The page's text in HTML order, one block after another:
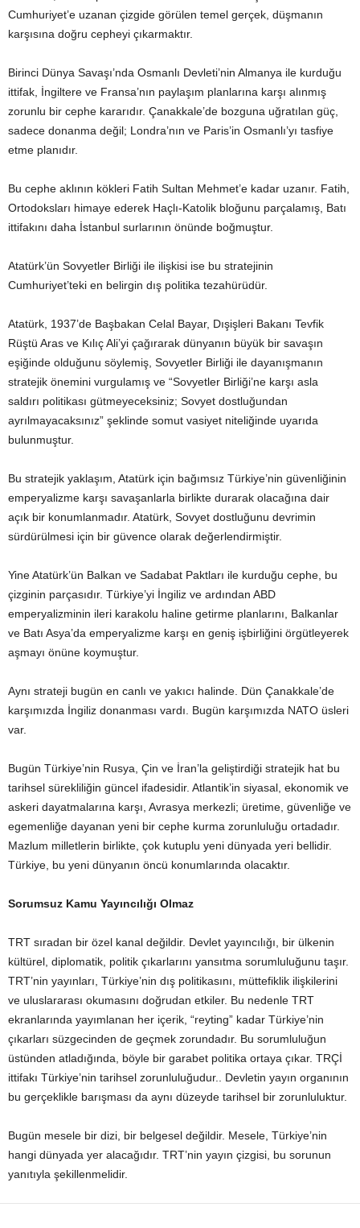
Cumhuriyet’e uzanan çizgide görülen temel gerçek, düşmanın
karşısına doğru cepheyi çıkarmaktır.
Birinci Dünya Savaşı’nda Osmanlı Devleti’nin Almanya ile kurduğu
ittifak, İngiltere ve Fransa’nın paylaşım planlarına karşı alınmış
zorunlu bir cephe kararıdır. Çanakkale’de bozguna uğratılan güç,
sadece donanma değil; Londra’nın ve Paris’in Osmanlı’yı tasfiye
etme planıdır.
Bu cephe aklının kökleri Fatih Sultan Mehmet’e kadar uzanır. Fatih,
Ortodoksları himaye ederek Haçlı-Katolik bloğunu parçalamış, Batı
ittifakını daha İstanbul surlarının önünde boğmuştur.
Atatürk’ün Sovyetler Birliği ile ilişkisi ise bu stratejinin
Cumhuriyet’teki en belirgin dış politika tezahürüdür.
Atatürk, 1937’de Başbakan Celal Bayar, Dışişleri Bakanı Tevfik
Rüştü Aras ve Kılıç Ali’yi çağırarak dünyanın büyük bir savaşın
eşiğinde olduğunu söylemiş, Sovyetler Birliği ile dayanışmanın
stratejik önemini vurgulamış ve “Sovyetler Birliği’ne karşı asla
saldırı politikası gütmeyeceksiniz; Sovyet dostluğundan
ayrılmayacaksınız” şeklinde somut vasiyet niteliğinde uyarıda
bulunmuştur.
Bu stratejik yaklaşım, Atatürk için bağımsız Türkiye’nin güvenliğinin
emperyalizme karşı savaşanlarla birlikte durarak olacağına dair
açık bir konumlanmadır. Atatürk, Sovyet dostluğunu devrimin
sürdürülmesi için bir güvence olarak değerlendirmiştir.
Yine Atatürk’ün Balkan ve Sadabat Paktları ile kurduğu cephe, bu
çizginin parçasıdır. Türkiye’yi İngiliz ve ardından ABD
emperyalizminin ileri karakolu haline getirme planlarını, Balkanlar
ve Batı Asya’da emperyalizme karşı en geniş işbirliğini örgütleyerek
aşmayı önüne koymuştur.
Aynı strateji bugün en canlı ve yakıcı halinde. Dün Çanakkale’de
karşımızda İngiliz donanması vardı. Bugün karşımızda NATO üsleri
var.
Bugün Türkiye’nin Rusya, Çin ve İran’la geliştirdiği stratejik hat bu
tarihsel sürekliliğin güncel ifadesidir. Atlantik’in siyasal, ekonomik ve
askeri dayatmalarına karşı, Avrasya merkezli; üretime, güvenliğe ve
egemenliğe dayanan yeni bir cephe kurma zorunluluğu ortadadır.
Mazlum milletlerin birlikte, çok kutuplu yeni dünyada yeri bellidir.
Türkiye, bu yeni dünyanın öncü konumlarında olacaktır.
Sorumsuz Kamu Yayıncılığı Olmaz
TRT sıradan bir özel kanal değildir. Devlet yayıncılığı, bir ülkenin
kültürel, diplomatik, politik çıkarlarını yansıtma sorumluluğunu taşır.
TRT’nin yayınları, Türkiye’nin dış politikasını, müttefiklik ilişkilerini
ve uluslararası okumasını doğrudan etkiler. Bu nedenle TRT
ekranlarında yayımlanan her içerik, “reyting” kadar Türkiye’nin
çıkarları süzgecinden de geçmek zorundadır. Bu sorumluluğun
üstünden atladığında, böyle bir garabet politika ortaya çıkar. TRÇİ
ittifakı Türkiye’nin tarihsel zorunluluğudur.. Devletin yayın organının
bu gerçeklikle barışması da aynı düzeyde tarihsel bir zorunluluktur.
Bugün mesele bir dizi, bir belgesel değildir. Mesele, Türkiye’nin
hangi dünyada yer alacağıdır. TRT’nin yayın çizgisi, bu sorunun
yanıtıyla şekillenmelidir.